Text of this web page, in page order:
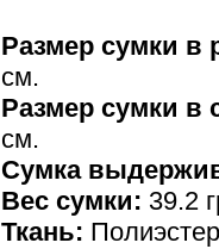
Размер сумки в
см.
Размер сумки
см.
Cумка
Вес сумки: 39.2
Ткань: Полиэстер